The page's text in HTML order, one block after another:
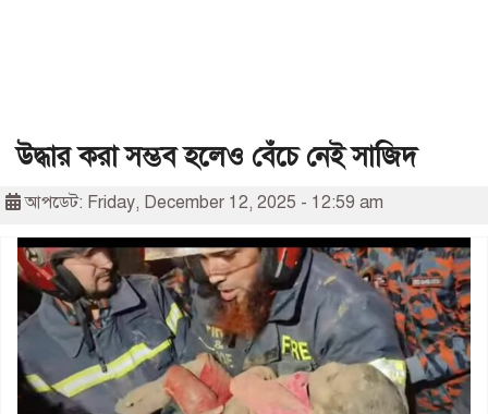
উদ্ধার করা সম্ভব হলেও বেঁচে নেই সাজিদ
আপডেট: Friday, December 12, 2025 - 12:59 am